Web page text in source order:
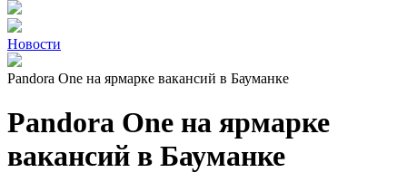
Новости
Pandora One на ярмарке вакансий в Бауманке
Pandora One на ярмарке
вакансий в Бауманке